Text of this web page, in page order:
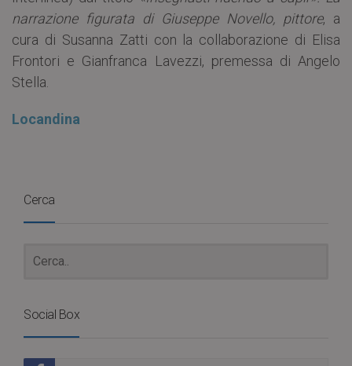
narrazione figurata di Giuseppe Novello, pittore, a
cura di Susanna Zatti con la collaborazione di Elisa
Frontori e Gianfranca Lavezzi, premessa di Angelo
Stella.
Locandina
Cerca
Social Box